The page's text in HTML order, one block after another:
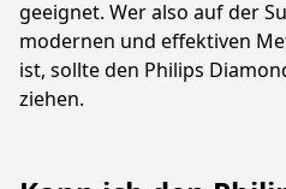
geeignet. Wer also auf der
modernen und effektiven
ist, sollte den Philips
ziehen.